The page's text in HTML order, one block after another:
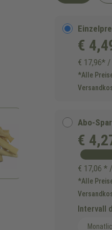
€
€ 17,96* /
*Alle
Abo-
€
€ 17,06 *
*Alle
Intervall